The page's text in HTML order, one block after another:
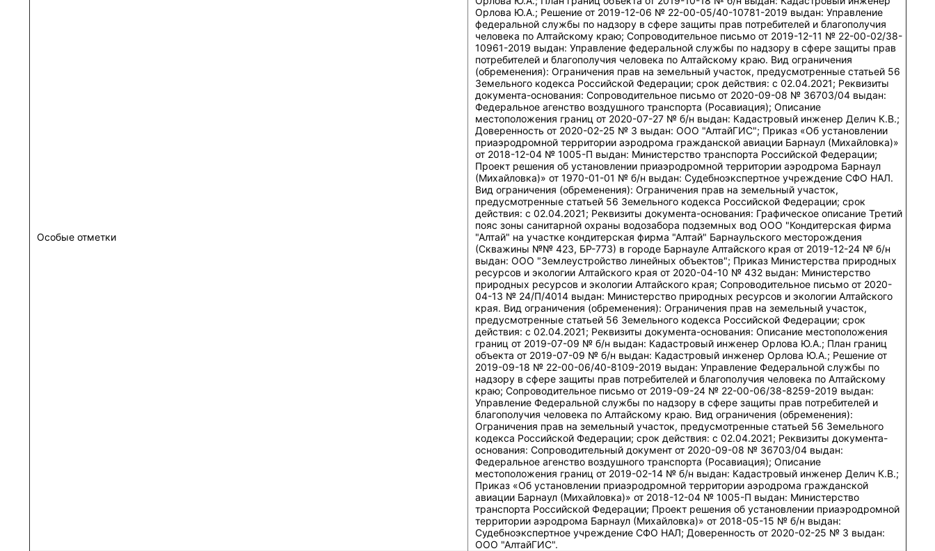
Особые отметки
Орлова Ю.А.; Решение от 2019-12-06 № 22-00-05/40-10781-2019 выдан: Управление
федеральной службы по надзору в сфере защиты прав потребителей и благополучия
человека по Алтайскому краю; Сопроводительное письмо от 2019-12-11 № 22-00-02/38-
10961-2019 выдан: Управление федеральной службы по надзору в сфере защиты прав
потребителей и благополучия человека по Алтайскому краю. Вид ограничения
(обременения): Ограничения прав на земельный участок, предусмотренные статьей 56
Земельного кодекса Российской Федерации; срок действия: c 02.04.2021; Реквизиты
документа-основания: Сопроводительное письмо от 2020-09-08 № 36703/04 выдан:
Федеральное агенство воздушного транспорта (Росавиация); Описание
местоположения границ от 2020-07-27 № б/н выдан: Кадастровый инженер Делич К.В.;
Доверенность от 2020-02-25 № 3 выдан: ООО "АлтайГИС"; Приказ «Об установлении
приаэродромной территории аэродрома гражданской авиации Барнаул (Михайловка)»
от 2018-12-04 № 1005-П выдан: Министерство транспорта Российской Федерации;
Проект решения об установлении приаэродромной территории аэродрома Барнаул
(Михайловка)» от 1970-01-01 № б/н выдан: Судебноэкспертное учреждение СФО НАЛ.
Вид ограничения (обременения): Ограничения прав на земельный участок,
предусмотренные статьей 56 Земельного кодекса Российской Федерации; срок
действия: c 02.04.2021; Реквизиты документа-основания: Графическое описание Третий
пояс зоны санитарной охраны водозабора подземных вод ООО "Кондитерская фирма
"Алтай" на участке кондитерская фирма "Алтай" Барнаульского месторождения
(Скважины №№ 423, БР-773) в городе Барнауле Алтайского края от 2019-12-24 № б/н
выдан: ООО "Землеустройство линейных объектов"; Приказ Министерства природных
ресурсов и экологии Алтайского края от 2020-04-10 № 432 выдан: Министерство
природных ресурсов и экологии Алтайского края; Сопроводительное письмо от 2020-
04-13 № 24/П/4014 выдан: Министерство природных ресурсов и экологии Алтайского
края. Вид ограничения (обременения): Ограничения прав на земельный участок,
предусмотренные статьей 56 Земельного кодекса Российской Федерации; срок
действия: c 02.04.2021; Реквизиты документа-основания: Описание местоположения
границ от 2019-07-09 № б/н выдан: Кадастровый инженер Орлова Ю.А.; План границ
объекта от 2019-07-09 № б/н выдан: Кадастровый инженер Орлова Ю.А.; Решение от
2019-09-18 № 22-00-06/40-8109-2019 выдан: Управление Федеральной службы по
надзору в сфере защиты прав потребителей и благополучия человека по Алтайскому
краю; Сопроводительное письмо от 2019-09-24 № 22-00-06/38-8259-2019 выдан:
Управление Федеральной службы по надзору в сфере защиты прав потребителей и
благополучия человека по Алтайскому краю. Вид ограничения (обременения):
Ограничения прав на земельный участок, предусмотренные статьей 56 Земельного
кодекса Российской Федерации; срок действия: c 02.04.2021; Реквизиты документа-
основания: Сопроводительный документ от 2020-09-08 № 36703/04 выдан:
Федеральное агенство воздушного транспорта (Росавиация); Описание
местоположения границ от 2019-02-14 № б/н выдан: Кадастровый инженер Делич К.В.;
Приказ «Об установлении приаэродромной территории аэродрома гражданской
авиации Барнаул (Михайловка)» от 2018-12-04 № 1005-П выдан: Министерство
транспорта Российской Федерации; Проект решения об установлении приаэродромной
территории аэродрома Барнаул (Михайловка)» от 2018-05-15 № б/н выдан:
Судебноэкспертное учреждение СФО НАЛ; Доверенность от 2020-02-25 № 3 выдан:
ООО "АлтайГИС".